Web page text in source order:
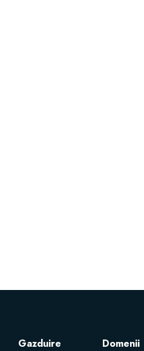
Gazduire Domenii